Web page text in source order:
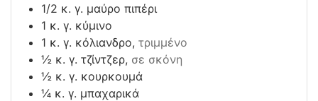
1/2 κ. γ. μαύρο πιπέρι
1 κ. γ. κύμινο
1 κ. γ. κόλιανδρο, τριμμένο
½ κ. γ. τζίντζερ, σε σκόνη
½ κ. γ. κουρκουμά
¼ κ. γ. μπαχαρικά